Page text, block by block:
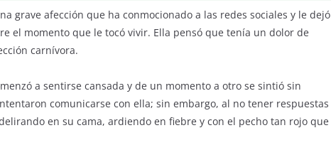
grave afección que ha conmocionado a las redes sociales y le dejó
el momento que le tocó vivir. Ella pensó que tenía un dolor de
carnívora.
a sentirse cansada y de un momento a otro se sintió sin
comunicarse con ella; sin embargo, al no tener respuestas
en su cama, ardiendo en fiebre y con el pecho tan rojo que